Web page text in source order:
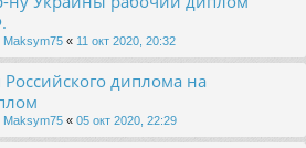
Maksym75 « 11 окт 2020, 20:32
диплома на
Maksym75 « 05 окт 2020, 22:29